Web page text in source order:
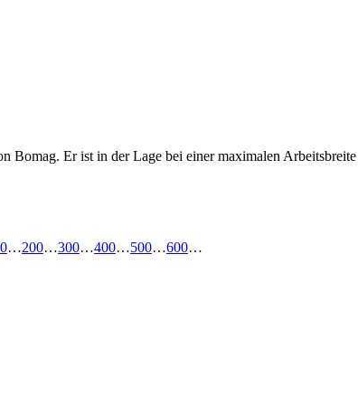
Bomag. Er ist in der Lage bei einer maximalen
…200…300…400…500…600…